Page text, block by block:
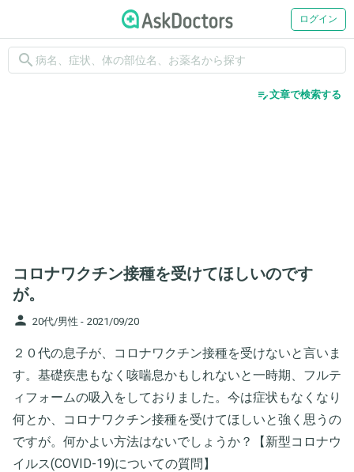
ログイン
search
edit_note文章で検索する
コロナワクチン接種を受けてほしいのです
が。
person 20代/男性 - 2021/09/20
２０代の息子が、コロナワクチン接種を受けないと言いま
す。基礎疾患もなく咳喘息かもしれないと一時期、フルテ
ィフォームの吸入をしておりました。今は症状もなくなり
何とか、コロナワクチン接種を受けてほしいと強く思うの
ですが。何かよい方法はないでしょうか？【新型コロナウ
イルス(COVID-19)についての質問】